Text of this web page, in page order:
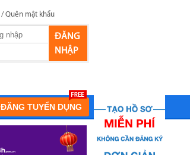
/Quên mật khẩu
ĐĂNG
NHẬP
ĐĂNG TUYỂN DỤNG